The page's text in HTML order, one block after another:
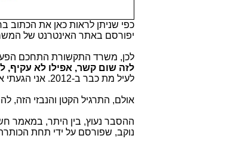
כפי שניתן לראות כאן את
יפורסם באתר האינטרנט של
לכן, משרד התקשורת התחכם
לזה שום קשר, אפילו לא עקיף,
לעיל מת כבר ב-2012. אני הגעתי אליו ממש במקרה.
אולם, התרגיל הקטן והנבזי
ההסבר נעוץ, בין היתר, במאמר
נוקב, שפורסם על ידי תחת